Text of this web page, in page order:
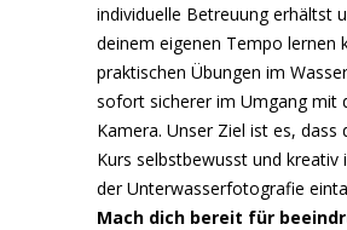
individuelle Betreuung erhältst
deinem eigenen Tempo lernen
praktischen Übungen im
sofort sicherer im Umgang mit
Kamera. Unser Ziel ist es, dass
Kurs selbstbewusst und kreativ
der Unterwasserfotografie
Mach dich bereit für